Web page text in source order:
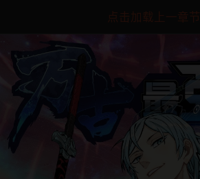
点击加载上一章节